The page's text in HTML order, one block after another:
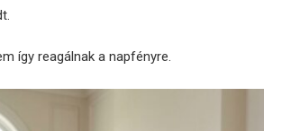
így reagálnak a napfényre.